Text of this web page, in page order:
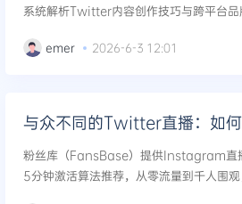
系统解析Twitter内容创作技巧与跨平台
emer 2026-6-3 12:01
与众不同的Twitter直播：如
粉丝库（FansBase）提供Instagram直
5分钟激活算法推荐，从零流量到千人围